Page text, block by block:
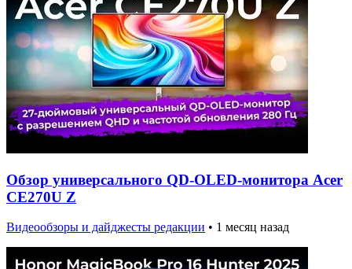
Обзор универсального QD-OLED-монитора Acer
CE270U Z
Видеообзоры и дайджесты редакции • 1 месяц назад